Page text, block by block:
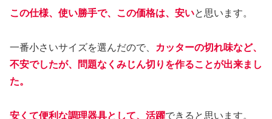
この仕様、使い勝手で、この価格は、安いと思います。
一番小さいサイズを選んだので、
カッターの切れ味など、
不安でしたが、問題なくみじん切りを作ることが出来まし
た。
安くて便利な調理器具として、活躍できると思います。